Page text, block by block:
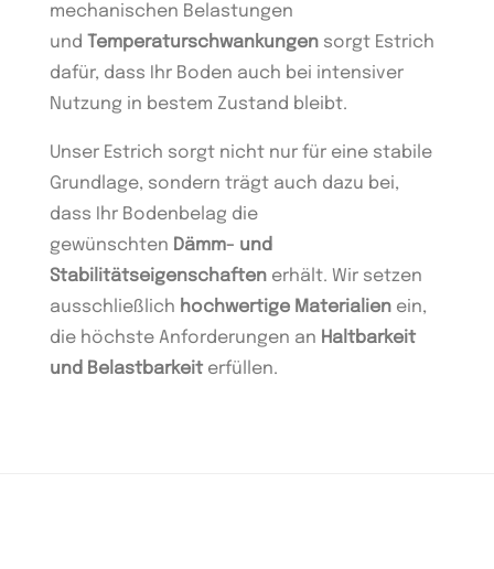
mechanischen Belastungen
und Temperaturschwankungensorgt Estrich
dafür, dass Ihr Boden auch bei intensiver
Nutzung in bestem Zustand bleibt.
Unser Estrich sorgt nicht nur für eine stabile
Grundlage, sondern trägt auch dazu bei,
dass Ihr Bodenbelag die
gewünschten Dämm- und
Stabilitätseigenschaftenerhält. Wir setzen
ausschließlich hochwertige Materialienein,
die höchste Anforderungen an Haltbarkeit
und Belastbarkeiterfüllen.